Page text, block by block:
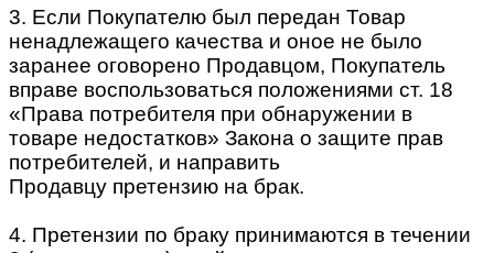
3. Если Покупателю был передан Товар
ненадлежащего качества и оное не было
заранее оговорено Продавцом, Покупатель
вправе воспользоваться положениями ст. 18
«Права потребителя при обнаружении в
товаре недостатков» Закона о защите прав
потребителей, и направить
Продавцу претензию на брак.
4. Претензии по браку принимаются в течении